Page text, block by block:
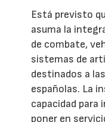
Está previsto
asuma la
de combate,
sistemas de
destinados a
españolas. La
capacidad para
poner en